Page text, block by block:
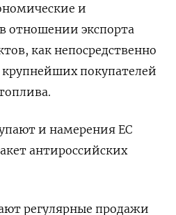
и
отношении экспорта
как непосредственно
крупнейших покупателей
и намерения ЕС
антироссийских
регулярные продажи